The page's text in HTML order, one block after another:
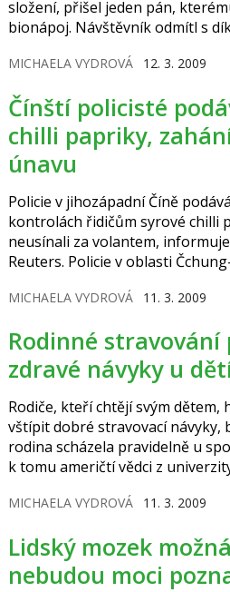
složení, přišel jeden pán,
bionápoj. Návštěvník odmítl s
MICHAELA VYDROVÁ 12. 3. 2009
Čínští policisté podávají řidičům
chilli papriky,
únavu
Policie v jihozápadní Číně
kontrolách řidičům syrové chilli
neusínali za volantem,
Reuters. Policie v oblasti
vážně dobré si dát pár pálivých
Reuters. „Doslova vás
MICHAELA VYDROVÁ 11. 3. 2009
Rodinné stravování podporuje
zdravé návyky u
Rodiče, kteří chtějí svým dětem,
vštípit dobré stravovací návyky,
rodina scházela pravidelně u
k tomu američtí vědci z
stravování. Zjistili, že rodinné
návyky a také správnou volbu
MICHAELA VYDROVÁ 11. 3. 2009
Lidský mozek možná vědci nikdy
nebudou moci